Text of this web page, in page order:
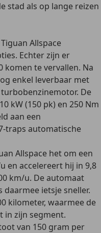
stad als op lange reizen
Allspace
Echter zijn er
komen te vervallen. Na
enkel leverbaar met
turbobenzinemotor. De
kW (150 pk) en 250 Nm
aan een
traps automatische
Allspace het om een
en accelereert hij in 9,8
km/u. De automaat
daarmee ietsje sneller.
kilometer, waarmee de
in zijn segment.
van 150 gram per